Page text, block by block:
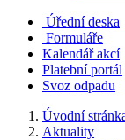
Úřední deska
Formuláře
Kalendář akcí
Platební portál
Svoz odpadu
Úvodní
Aktuality